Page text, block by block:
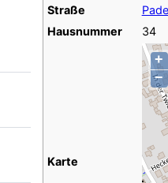
Straße
Hausnummer
34
Karte
+
−